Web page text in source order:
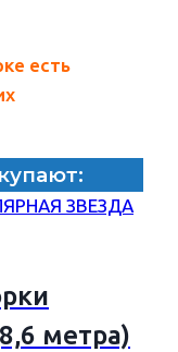
есть
метра)